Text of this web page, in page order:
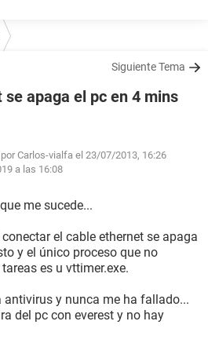
Siguiente Tema
apaga el pc en 4 mins
Carlos-vialfa el 23/07/2013, 16:26
a las 16:08
me sucede...
el cable ethernet se apaga
y el único proceso que no
es u vttimer.exe.
y nunca me ha fallado...
del pc con everest y no hay